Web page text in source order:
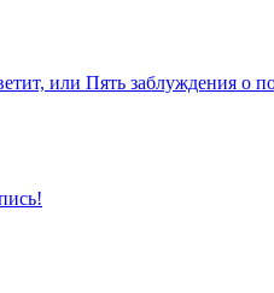
или Пять заблуждения о